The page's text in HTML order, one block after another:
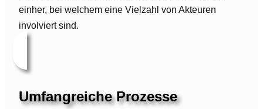
einher, bei welchem eine Vielzahl von Akteuren
involviert sind.
Umfangreiche Prozesse